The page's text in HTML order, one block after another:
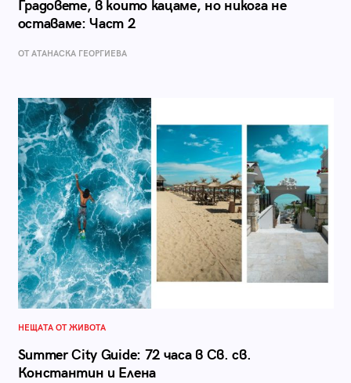
Градовете, в които кацаме, но никога не
оставаме: Част 2
ОТ АТАНАСКА ГЕОРГИЕВА
НЕЩАТА ОТ ЖИВОТА
Summer City Guide: 72 часа в Св. св.
Константин и Елена